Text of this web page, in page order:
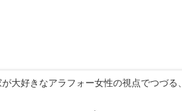
が大好きなアラフォー女性の視点でつづる